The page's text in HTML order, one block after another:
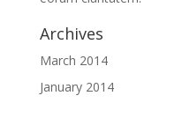
Archives
March 2014
January 2014